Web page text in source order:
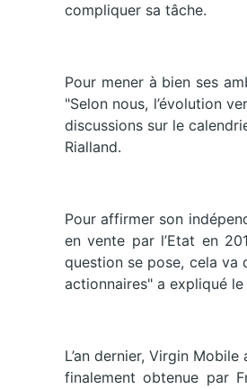
compliquer sa tâche.
Pour mener à bien ses
"Selon nous, l’évolution
discussions sur le
Rialland.
Pour affirmer son
en vente par l’Etat en
question se pose, cela va
actionnaires" a expliqué
L’an dernier, Virgin
finalement obtenue par